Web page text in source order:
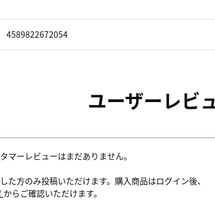
4589822672054
ユーザーレビ
マーレビューはまだありません。
た方のみ投稿いただけます。購入商品はログイン後、
からご確認いただけます。